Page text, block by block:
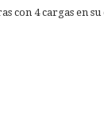
con 4 cargas en su